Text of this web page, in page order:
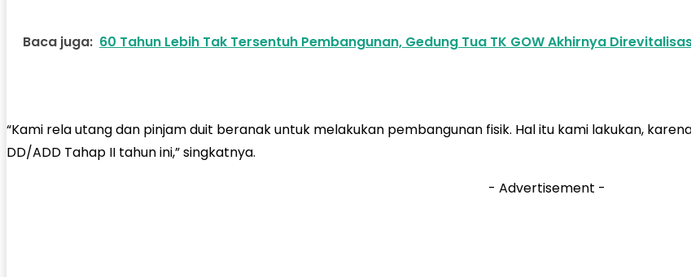
Baca juga: 60 Tahun Lebih Tak Tersentuh Pembangunan, Gedung Tua TK GOW Akhirnya
“Kami rela utang dan pinjam duit beranak untuk melakukan pembangunan fisik. Hal itu kami lakukan,
DD/ADD Tahap II tahun ini,” singkatnya.
- Advertisement -